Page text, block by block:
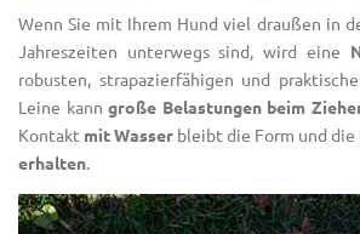
Wenn Sie mit Ihrem Hund viel draußen in
Jahreszeiten unterwegs sind, wird eine
robusten, strapazierfähigen und
Leine kann große Belastungen beim
Kontakt mit Wasser bleibt die Form und die
erhalten.